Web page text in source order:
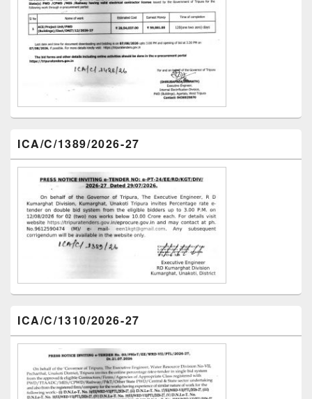
ICA/C/1389/2026-27
ICA/C/1310/2026-27